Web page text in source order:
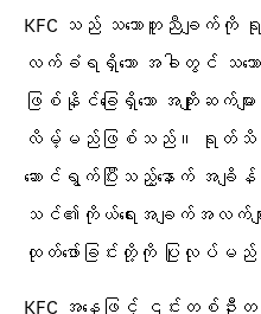
KFC သည် သဘောတူညီချက်ကို ရုတ်
လက်ခံရရှိသော အခါတွင် သဘ
ဖြစ်နိုင်ခြေရှိသော အကျိုးဆက်များ
လိမ့်မည်ဖြစ်သည်။ ရုတ်သိမ်း
ဆောင်ရွက်ပြီးသည့်နောက် အ
သင်၏ကိုယ်ရေးအချက်အလက်များ
ထုတ်ဖော်ခြင်းတို့ကို ပြုလုပ်မ
KFC အနေဖြင့် ၎င်းတစ်ဦး